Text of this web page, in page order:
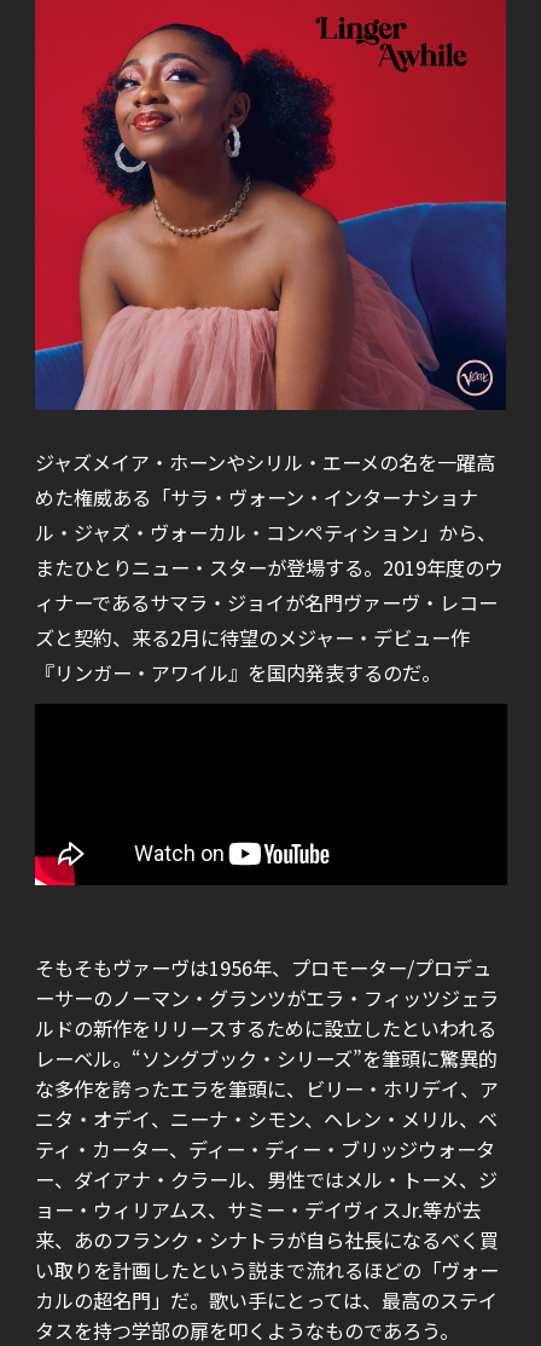
ジャズメイア・ホーンやシリル・エーメの名を一躍高
めた権威ある「サラ・ヴォーン・インターナショナ
ル・ジャズ・ヴォーカル・コンペティション」から、
またひとりニュー・スターが登場する。2019年度のウ
ィナーであるサマラ・ジョイが名門ヴァーヴ・レコー
ズと契約、来る2月に待望のメジャー・デビュー作
『リンガー・アワイル』を国内発表するのだ。
そもそもヴァーヴは1956年、プロモーター/プロデュ
ーサーのノーマン・グランツがエラ・フィッツジェラ
ルドの新作をリリースするために設立したといわれる
レーベル。“ソングブック・シリーズ”を筆頭に驚異的
な多作を誇ったエラを筆頭に、ビリー・ホリデイ、ア
ニタ・オデイ、ニーナ・シモン、ヘレン・メリル、ベ
ティ・カーター、ディー・ディー・ブリッジウォータ
ー、ダイアナ・クラール、男性ではメル・トーメ、ジ
ョー・ウィリアムス、サミー・デイヴィスJr.等が去
来、あのフランク・シナトラが自ら社長になるべく買
い取りを計画したという説まで流れるほどの「ヴォー
カルの超名門」だ。歌い手にとっては、最高のステイ
タスを持つ学部の扉を叩くようなものであろう。